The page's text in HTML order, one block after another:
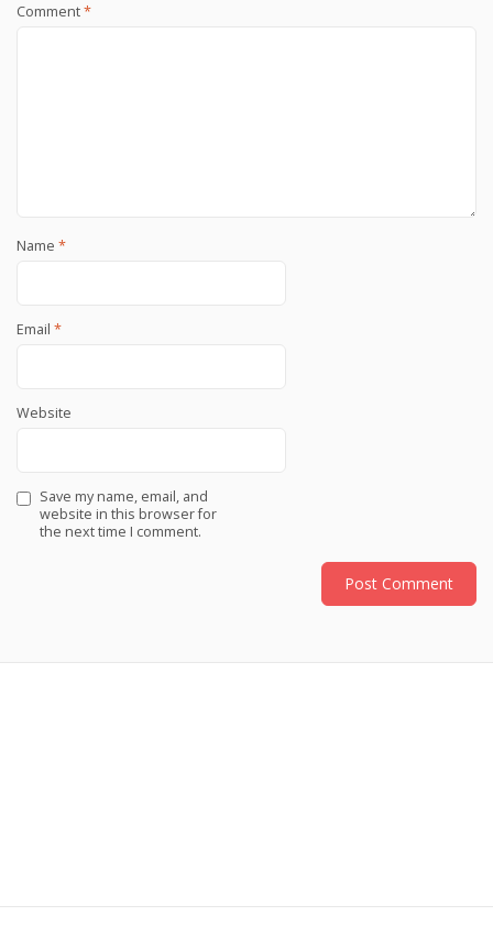
Comment*
Name *
Email *
Website
Save my name, email, and
website in this browser for
the next time I comment.